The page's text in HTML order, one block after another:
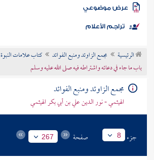
الكتب
موضوعي
تراجم الأعلام
الرئيسية مجمع الزاوئد ومنبع الفوائد
كتاب علامات النبوة
باب ما جاء في دعائه واشتراطه فيه صلى الله عليه وسلم
مجمع الزاوئد ومنبع الفوائد
الهيثمي - نور الدين علي بن أبي بكر الهيثمي
جزء 8 صفحة 267